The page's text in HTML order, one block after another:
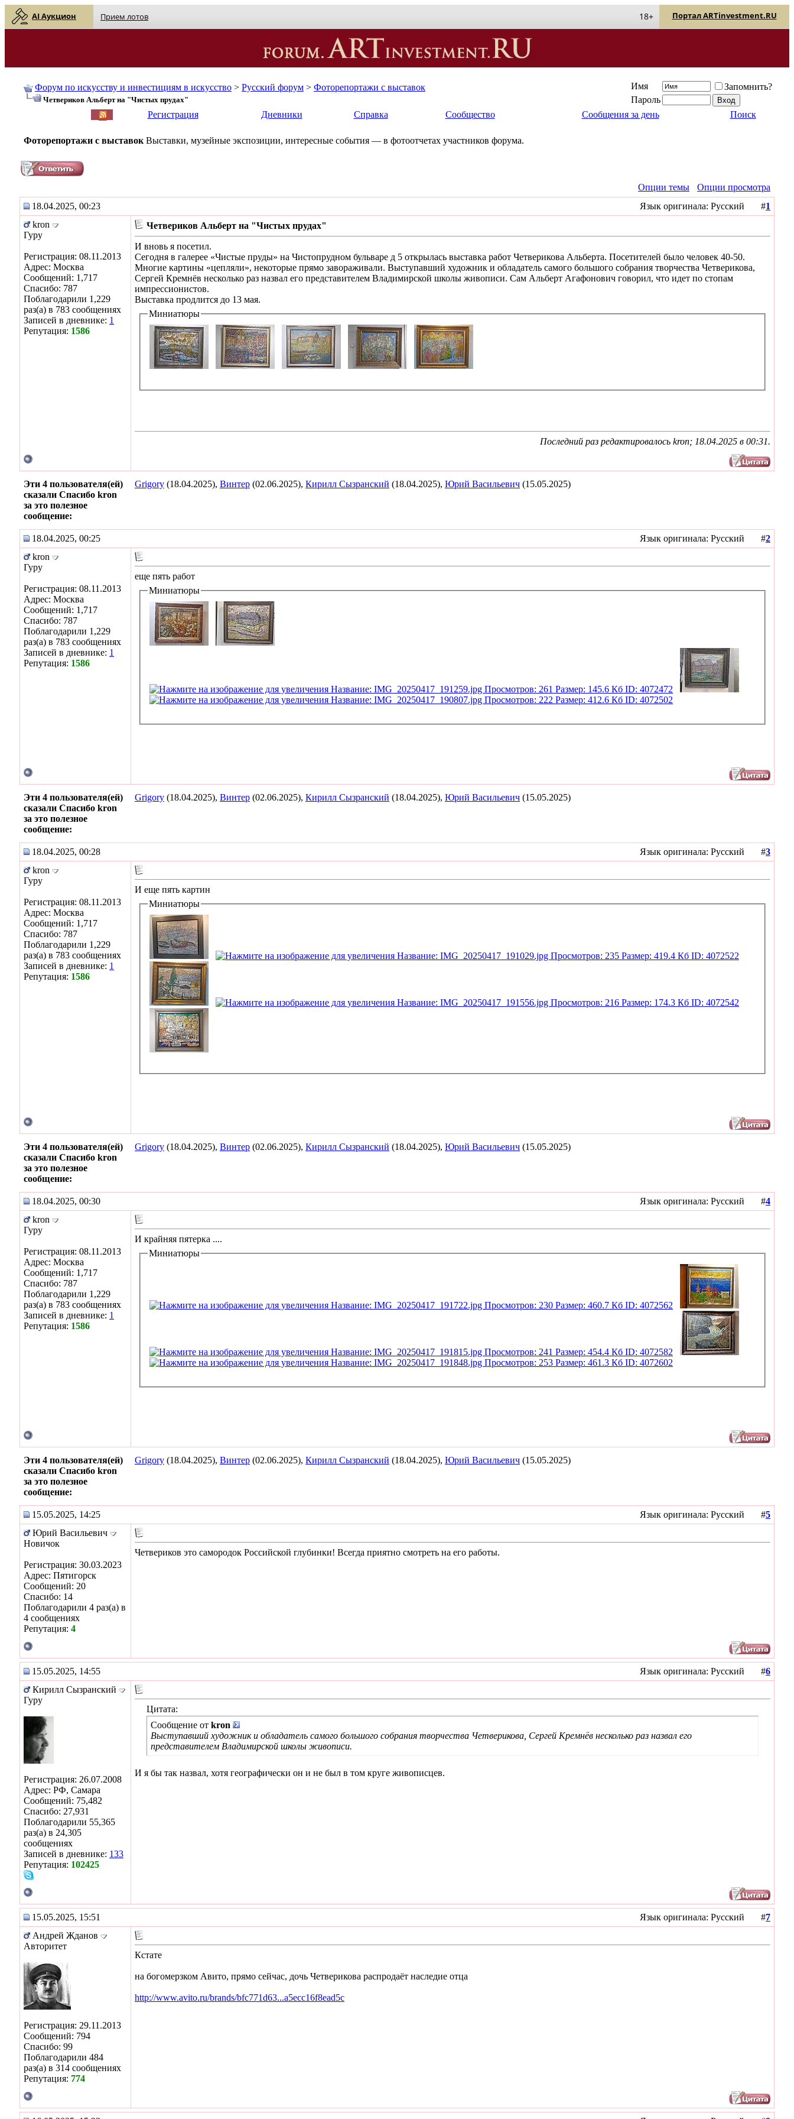
AI Аукцион Прием лотов Портал ARTinvestment.RU
18+
Форум по искусству и инвестициям в искусство > Русский форум > Фоторепортажи с выставок
Четвериков Альберт на "Чистых прудах"
Имя
Запомнить?
Пароль
Регистрация Дневники Справка Сообщество Сообщения за день Поиск
Фоторепортажи с выставок Выставки, музейные экспозиции, интересные события — в фотоотчетах участников форума.
Опции темы
Опции просмотра
18.04.2025, 00:23
Язык оригинала: Русский #1
kron
Гуру
Регистрация: 08.11.2013
Адрес: Москва
Сообщений: 1,717
Спасибо: 787
Поблагодарили 1,229
раз(а) в 783 сообщениях
Записей в дневнике: 1
Репутация: 1586
Четвериков Альберт на "Чистых прудах"
И вновь я посетил.
Сегодня в галерее «Чистые пруды» на Чистопрудном бульваре д 5 открылась выставка работ Четверикова Альберта. Посетителей было человек 40-50.
Многие картины «цепляли», некоторые прямо завораживали. Выступавший художник и обладатель самого большого собрания творчества Четверикова,
Сергей Кремнёв несколько раз назвал его представителем Владимирской школы живописи. Сам Альберт Агафонович говорил, что идет по стопам
импрессионистов.
Выставка продлится до 13 мая.
Миниатюры
Последний раз редактировалось kron; 18.04.2025 в 00:31.
Эти 4 пользователя(ей)
сказали Спасибо kron
за это полезное
сообщение:
Grigory (18.04.2025), Винтер (02.06.2025), Кирилл Сызранский (18.04.2025), Юрий Васильевич (15.05.2025)
18.04.2025, 00:25 Язык оригинала: Русский #2
kron
Гуру
Регистрация: 08.11.2013
Адрес: Москва
Сообщений: 1,717
Спасибо: 787
Поблагодарили 1,229
раз(а) в 783 сообщениях
Записей в дневнике: 1
Репутация: 1586
еще пять работ
Миниатюры
Эти 4 пользователя(ей)
сказали Спасибо kron
за это полезное
сообщение:
Grigory (18.04.2025), Винтер (02.06.2025), Кирилл Сызранский (18.04.2025), Юрий Васильевич (15.05.2025)
18.04.2025, 00:28 Язык оригинала: Русский #3
kron
Гуру
Регистрация: 08.11.2013
Адрес: Москва
Сообщений: 1,717
Спасибо: 787
Поблагодарили 1,229
раз(а) в 783 сообщениях
Записей в дневнике: 1
Репутация: 1586
И еще пять картин
Миниатюры
Эти 4 пользователя(ей)
сказали Спасибо kron
за это полезное
сообщение:
Grigory (18.04.2025), Винтер (02.06.2025), Кирилл Сызранский (18.04.2025), Юрий Васильевич (15.05.2025)
18.04.2025, 00:30 Язык оригинала: Русский #4
kron
Гуру
Регистрация: 08.11.2013
Адрес: Москва
Сообщений: 1,717
Спасибо: 787
Поблагодарили 1,229
раз(а) в 783 сообщениях
Записей в дневнике: 1
Репутация: 1586
И крайняя пятерка ....
Миниатюры
Эти 4 пользователя(ей)
сказали Спасибо kron
за это полезное
сообщение:
Grigory (18.04.2025), Винтер (02.06.2025), Кирилл Сызранский (18.04.2025), Юрий Васильевич (15.05.2025)
15.05.2025, 14:25 Язык оригинала: Русский #5
Юрий Васильевич
Новичок
Регистрация: 30.03.2023
Адрес: Пятигорск
Сообщений: 20
Спасибо: 14
Поблагодарили 4 раз(а) в
4 сообщениях
Репутация: 4
Четвериков это самородок Российской глубинки! Всегда приятно смотреть на его работы.
15.05.2025, 14:55 Язык оригинала: Русский #6
Кирилл Сызранский
Гуру
Регистрация: 26.07.2008
Адрес: РФ, Самара
Сообщений: 75,482
Спасибо: 27,931
Поблагодарили 55,365
раз(а) в 24,305
сообщениях
Записей в дневнике: 133
Репутация: 102425
Цитата:
Сообщение от kron
Выступавший художник и обладатель самого большого собрания творчества Четверикова, Сергей Кремнёв несколько раз назвал его
представителем Владимирской школы живописи.
И я бы так назвал, хотя географически он и не был в том круге живописцев.
15.05.2025, 15:51 Язык оригинала: Русский #7
Андрей Жданов
Авторитет
Регистрация: 29.11.2013
Сообщений: 794
Спасибо: 99
Поблагодарили 484
раз(а) в 314 сообщениях
Репутация: 774
Кстате
на богомерзком Авито, прямо сейчас, дочь Четверикова распродаёт наследие отца
http://www.avito.ru/brands/bfc771d63...a5ecc16f8ead5c